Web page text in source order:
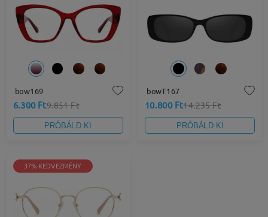
bow169
6.300 Ft9.851 Ft
PRÓBÁLD KI
bowT167
10.800 Ft14.235 Ft
PRÓBÁLD KI
37% KEDVEZMÉNY